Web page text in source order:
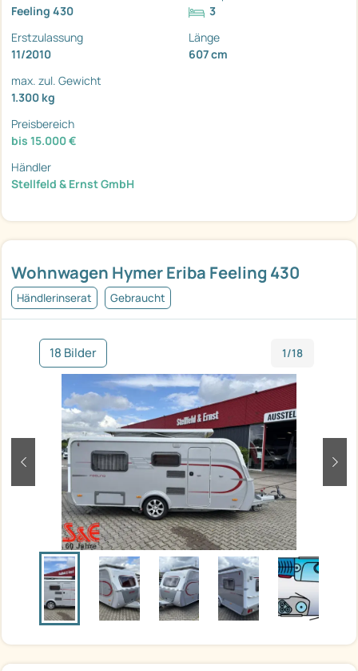
Wohnwagen Hymer Eriba Feeling 430
Händlerinserat Gebraucht
18 Bilder 1/18
zurück
Feeling 430
3
Erstzulassung
11/2010
Länge
607 cm
max. zul. Gewicht
1.300 kg
Preisbereich
bis 15.000 €
Händler
Stellfeld & Ernst GmbH